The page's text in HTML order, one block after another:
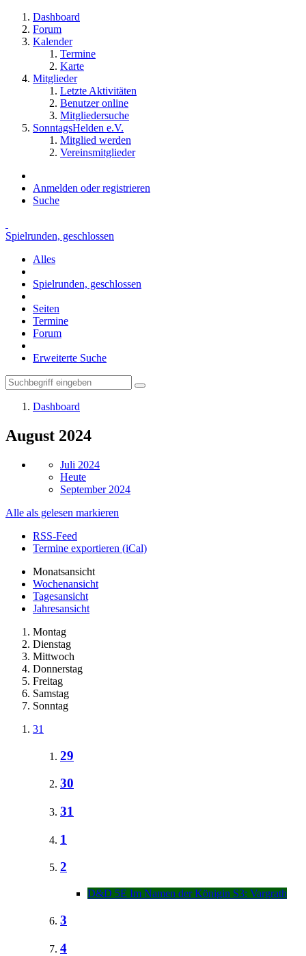
Dashboard
Forum
Kalender
Termine
Karte
Mitglieder
Letzte Aktivitäten
Benutzer online
Mitgliedersuche
SonntagsHelden e.V.
Mitglied werden
Vereinsmitglieder
Anmelden oder registrieren
Suche
Spielrunden, geschlossen
Alles
Spielrunden, geschlossen
Seiten
Termine
Forum
Erweiterte Suche
Dashboard
August 2024
Juli 2024
Heute
September 2024
Alle als gelesen markieren
RSS-Feed
Termine exportieren (iCal)
Monatsansicht
Wochenansicht
Tagesansicht
Jahresansicht
Montag
Dienstag
Mittwoch
Donnerstag
Freitag
Samstag
Sonntag
31
29
30
31
1
2
D&D 5E Im Namen der Königin S3: Vargrath
3
4